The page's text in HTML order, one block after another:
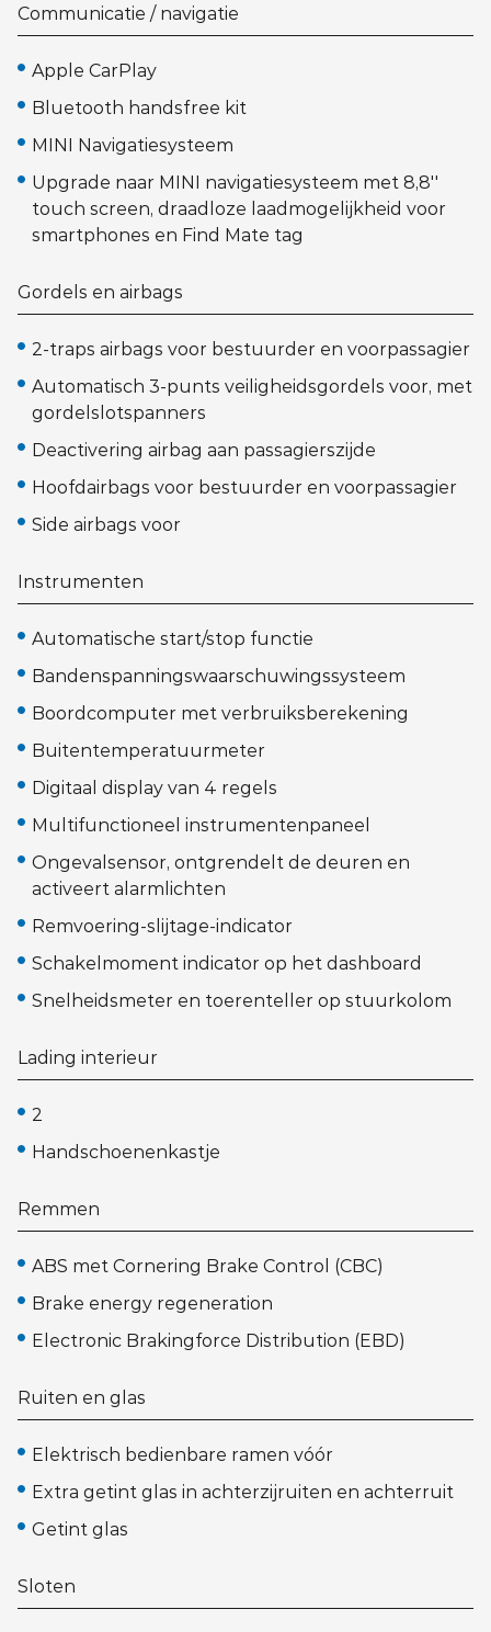
Communicatie / navigatie
Apple CarPlay
Bluetooth handsfree kit
MINI Navigatiesysteem
Upgrade naar MINI navigatiesysteem met 8,8''
touch screen, draadloze laadmogelijkheid voor
smartphones en Find Mate tag
Gordels en airbags
2-traps airbags voor bestuurder en voorpassagier
Automatisch 3-punts veiligheidsgordels voor, met
gordelslotspanners
Deactivering airbag aan passagierszijde
Hoofdairbags voor bestuurder en voorpassagier
Side airbags voor
Instrumenten
Automatische start/stop functie
Bandenspanningswaarschuwingssysteem
Boordcomputer met verbruiksberekening
Buitentemperatuurmeter
Digitaal display van 4 regels
Multifunctioneel instrumentenpaneel
Ongevalsensor, ontgrendelt de deuren en
activeert alarmlichten
Remvoering-slijtage-indicator
Schakelmoment indicator op het dashboard
Snelheidsmeter en toerenteller op stuurkolom
Lading interieur
2
Handschoenenkastje
Remmen
ABS met Cornering Brake Control (CBC)
Brake energy regeneration
Electronic Brakingforce Distribution (EBD)
Ruiten en glas
Elektrisch bedienbare ramen vóór
Extra getint glas in achterzijruiten en achterruit
Getint glas
Sloten